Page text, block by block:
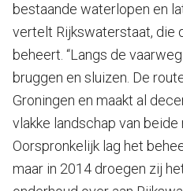
bestaande waterlopen en
vertelt Rijkswaterstaat, die
beheert. “Langs de
bruggen en sluizen. De
Groningen en maakt al
vlakke landschap van
Oorspronkelijk lag het
maar in 2014 droegen zij